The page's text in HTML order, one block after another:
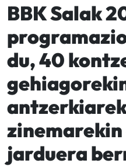
BBK Salak
du, 40
jarduera